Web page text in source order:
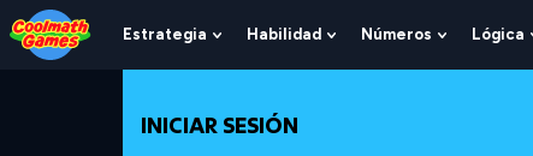
Skip
to
Top
Skip
to
Navigation
Skip
to
Main
Skip
to
Footer
Pasar
al
contenido
Estrategia
Show
Submenu
Estrategia
Habilidad
Show
Submenu
Números
Show
Submenu
Lógica
INICIAR SESIÓN